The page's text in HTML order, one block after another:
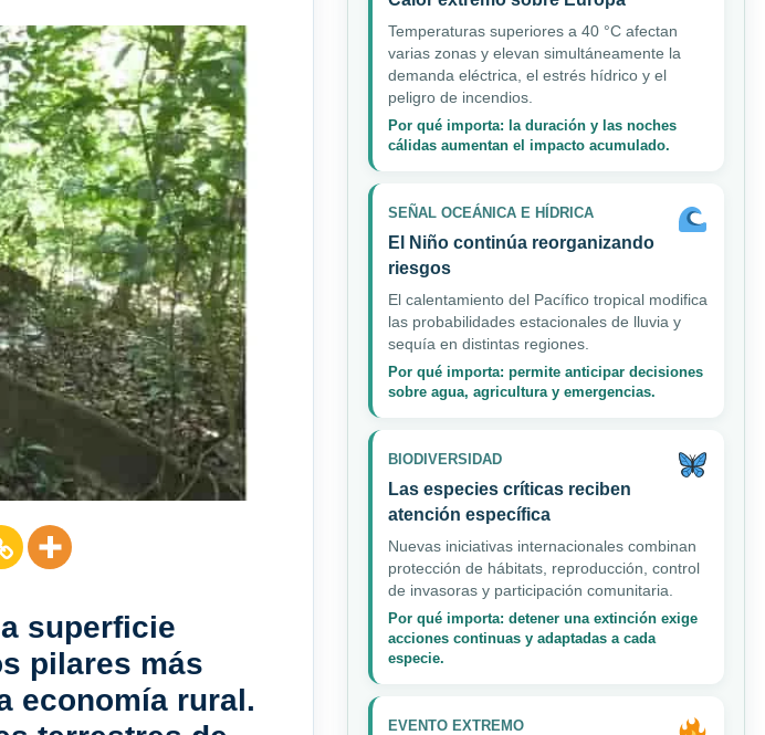
superficie
pilares más
economía rural.
Temperaturas superiores a 40 °C afectan
varias zonas y elevan simultáneamente la
demanda eléctrica, el estrés hídrico y el
peligro de incendios.
Por qué importa: la duración y las noches
cálidas aumentan el impacto acumulado.
SEÑAL OCEÁNICA E HÍDRICA
El Niño continúa reorganizando
riesgos
El calentamiento del Pacífico tropical modifica
las probabilidades estacionales de lluvia y
sequía en distintas regiones.
Por qué importa: permite anticipar decisiones
sobre agua, agricultura y emergencias.
BIODIVERSIDAD
Las especies críticas reciben
atención específica
Nuevas iniciativas internacionales combinan
protección de hábitats, reproducción, control
de invasoras y participación comunitaria.
Por qué importa: detener una extinción exige
acciones continuas y adaptadas a cada
especie.
EVENTO EXTREMO